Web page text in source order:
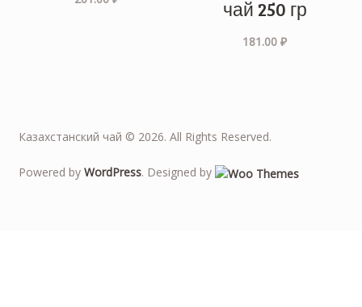
чай 250 гр
181.00₽
Казахстанский чай © 2026. All Rights Reserved.
Powered by WordPress. Designed by